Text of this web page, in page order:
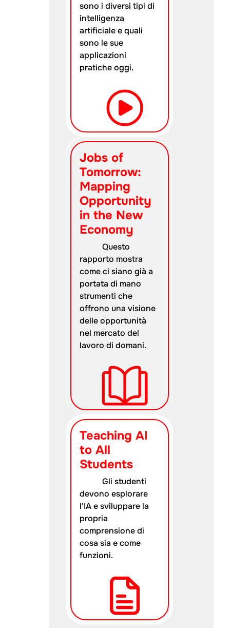
sono i diversi tipi di
intelligenza
artificiale e quali
sono le sue
applicazioni
pratiche oggi.
Jobs of
Tomorrow:
Mapping
Opportunity
in the New
Economy
Questo
rapporto mostra
come ci siano già a
portata di mano
strumenti che
offrono una visione
delle opportunità
nel mercato del
lavoro di domani.
Teaching AI
to All
Students
Gli studenti
devono esplorare
l'IA e sviluppare la
propria
comprensione di
cosa sia e come
funzioni.